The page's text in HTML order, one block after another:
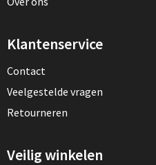
Klantenservice
Contact
Veelgestelde vragen
Retourneren
Veilig winkelen